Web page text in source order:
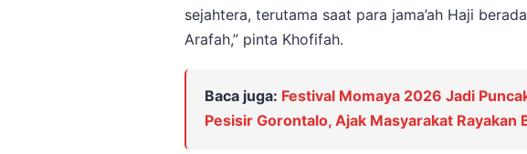
sejahtera, terutama saat para jama’ah Haji
Arafah,” pinta Khofifah.
Baca juga: Festival Momaya 2026 Jadi
Pesisir Gorontalo, Ajak Masyarakat Rayakan